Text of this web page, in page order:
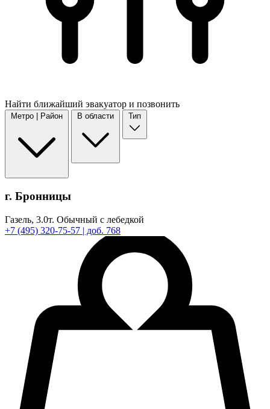
Найти ближайший эвакуатор и позвонить
Метро | Район В области Тип
г. Бронницы
Газель, 3.0т. Обычный с лебедкой
+7 (495) 320-75-57 | доб. 768